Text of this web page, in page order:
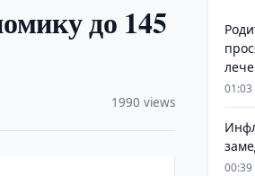
до 145
1990 views
01:03
00:39